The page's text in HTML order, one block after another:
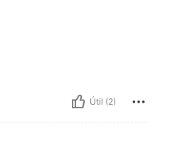
Útil (2)